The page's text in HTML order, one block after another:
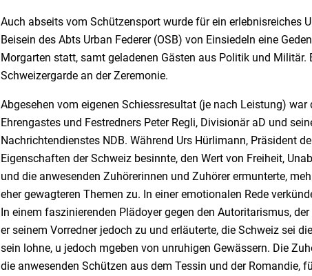
Auch abseits vom Schützensport wurde für ein erlebnisreiches
Beisein des Abts Urban Federer (OSB) von Einsiedeln eine
Morgarten statt, samt geladenen Gästen aus Politik und Militär.
Schweizergarde an der Zeremonie.
Abgesehen vom eigenen Schiessresultat (je nach Leistung)
Ehrengastes und Festredners Peter Regli, Divisionär aD und
Nachrichtendienstes NDB. Während Urs Hürlimann, Präsident
Eigenschaften der Schweiz besinnte, den Wert von Freiheit,
und die anwesenden Zuhörerinnen und Zuhörer ermunterte,
eher gewagteren Themen zu. In einer emotionalen Rede
In einem faszinierenden Plädoyer gegen den Autoritarismus,
er seinem Vorredner jedoch zu und erläuterte, die Schweiz sei
sein lohne, u jedoch mgeben von unruhigen Gewässern. Die
die anwesenden Schützen aus dem Tessin und der Romandie,